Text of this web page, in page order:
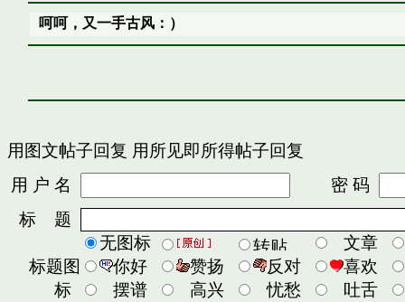
呵呵，又一手古风：）
用图文帖子回复 用所见即所得帖子回复
用 户 名
密 码
标 题
标题图
标
无图标
文章
你好
赞扬 反对
喜欢
摆谱
高兴 忧愁
吐舌